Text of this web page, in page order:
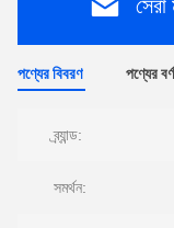
পণ্যের বিবরণ পণ্যের
ব্র্যান্ড:
সমর্থন: